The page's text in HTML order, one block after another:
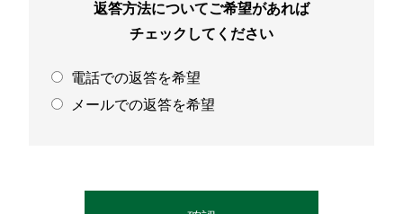
返答方法についてご希望があれば
チェックしてください
電話での返答を希望
メールでの返答を希望